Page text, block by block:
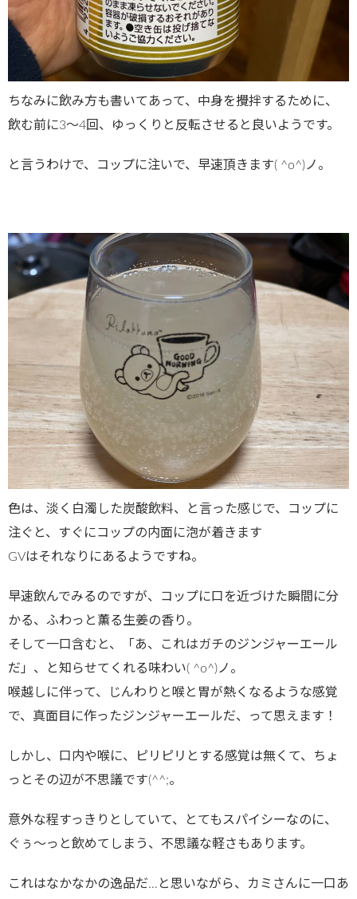
ちなみに飲み方も書いてあって、中身を攪拌するために、
飲む前に3～4回、ゆっくりと反転させると良いようです。
と言うわけで、コップに注いで、早速頂きます( ^o^)ノ。
色は、淡く白濁した炭酸飲料、と言った感じで、コップに
注ぐと、すぐにコップの内面に泡が着きます
GVはそれなりにあるようですね。
早速飲んでみるのですが、コップに口を近づけた瞬間に分
かる、ふわっと薫る生姜の香り。
そして一口含むと、「あ、これはガチのジンジャーエール
だ」、と知らせてくれる味わい( ^o^)ノ。
喉越しに伴って、じんわりと喉と胃が熱くなるような感覚
で、真面目に作ったジンジャーエールだ、って思えます！
しかし、口内や喉に、ピリピリとする感覚は無くて、ちょ
っとその辺が不思議です(^^;。
意外な程すっきりとしていて、とてもスパイシーなのに、
ぐぅ～っと飲めてしまう、不思議な軽さもあります。
これはなかなかの逸品だ…と思いながら、カミさんに一口あ